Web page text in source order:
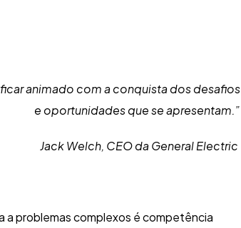
animado com a conquista dos desafios
e oportunidades que se apresentam.”
Jack Welch, CEO da General Electric
a problemas complexos é competência